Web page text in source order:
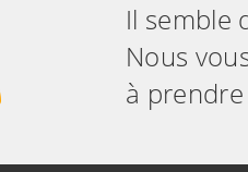
Il semble
Nous
à